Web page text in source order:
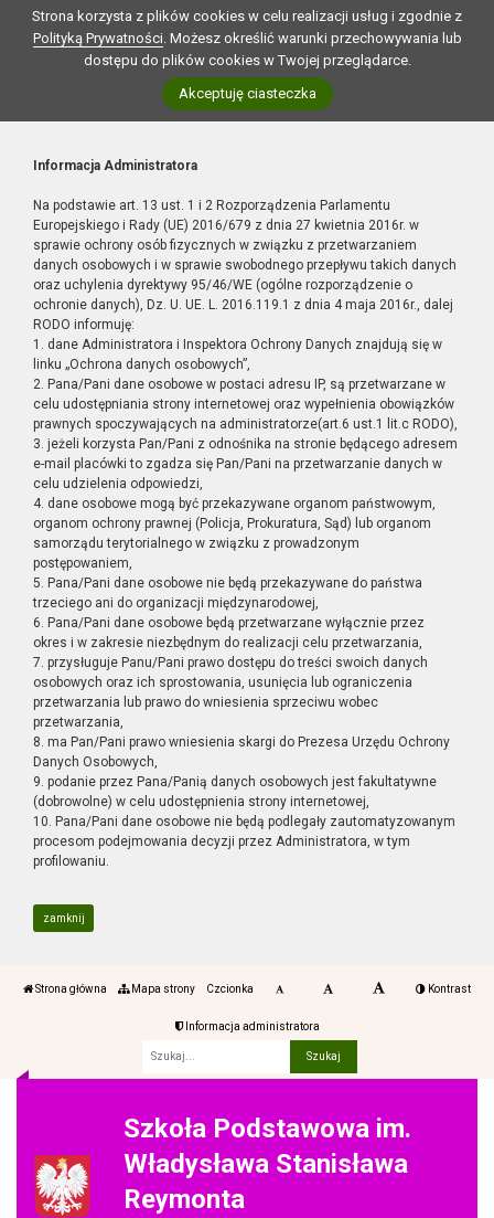
Strona korzysta z plików cookies w celu realizacji usług i zgodnie z
Polityką Prywatności. Możesz określić warunki przechowywania lub
dostępu do plików cookies w Twojej przeglądarce.
Akceptuję ciasteczka
Informacja Administratora
Na podstawie art. 13 ust. 1 i 2 Rozporządzenia Parlamentu
Europejskiego i Rady (UE) 2016/679 z dnia 27 kwietnia 2016r. w
sprawie ochrony osób fizycznych w związku z przetwarzaniem
danych osobowych i w sprawie swobodnego przepływu takich danych
oraz uchylenia dyrektywy 95/46/WE (ogólne rozporządzenie o
ochronie danych), Dz. U. UE. L. 2016.119.1 z dnia 4 maja 2016r., dalej
RODO informuję:
1. dane Administratora i Inspektora Ochrony Danych znajdują się w
linku „Ochrona danych osobowych”,
2. Pana/Pani dane osobowe w postaci adresu IP, są przetwarzane w
celu udostępniania strony internetowej oraz wypełnienia obowiązków
prawnych spoczywających na administratorze(art.6 ust.1 lit.c RODO),
3. jeżeli korzysta Pan/Pani z odnośnika na stronie będącego adresem
e-mail placówki to zgadza się Pan/Pani na przetwarzanie danych w
celu udzielenia odpowiedzi,
4. dane osobowe mogą być przekazywane organom państwowym,
organom ochrony prawnej (Policja, Prokuratura, Sąd) lub organom
samorządu terytorialnego w związku z prowadzonym
postępowaniem,
5. Pana/Pani dane osobowe nie będą przekazywane do państwa
trzeciego ani do organizacji międzynarodowej,
6. Pana/Pani dane osobowe będą przetwarzane wyłącznie przez
okres i w zakresie niezbędnym do realizacji celu przetwarzania,
7. przysługuje Panu/Pani prawo dostępu do treści swoich danych
osobowych oraz ich sprostowania, usunięcia lub ograniczenia
przetwarzania lub prawo do wniesienia sprzeciwu wobec
przetwarzania,
8. ma Pan/Pani prawo wniesienia skargi do Prezesa Urzędu Ochrony
Danych Osobowych,
9. podanie przez Pana/Panią danych osobowych jest fakultatywne
(dobrowolne) w celu udostępnienia strony internetowej,
10. Pana/Pani dane osobowe nie będą podlegały zautomatyzowanym
procesom podejmowania decyzji przez Administratora, w tym
profilowaniu.
zamknij
Strona główna Mapa strony Czcionka Kontrast
Informacja administratora
Szkoła Podstawowa im.
Władysława Stanisława
Reymonta